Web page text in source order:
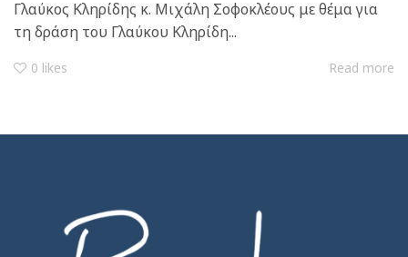
Γλαύκος Κληρίδης κ. Μιχάλη Σοφοκλέους με θέμα για
τη δράση του Γλαύκου Κληρίδη...
0 likes Read more